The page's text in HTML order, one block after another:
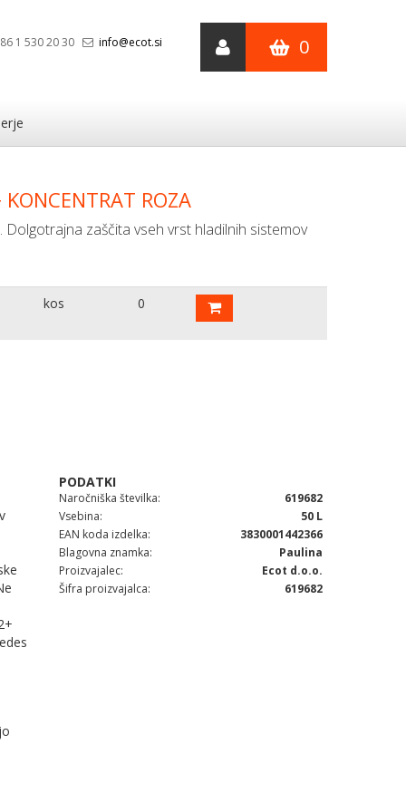
0
1 530 20 30 info@ecot.si
ROZA
zaščita vseh vrst hladilnih sistemov
kos 0
Naročniška številka
619682
Vsebina
50 L
EAN koda izdelka
3830001442366
Blagovna znamka
Paulina
Proizvajalec
Ecot d.o.o.
Šifra proizvajalca
619682